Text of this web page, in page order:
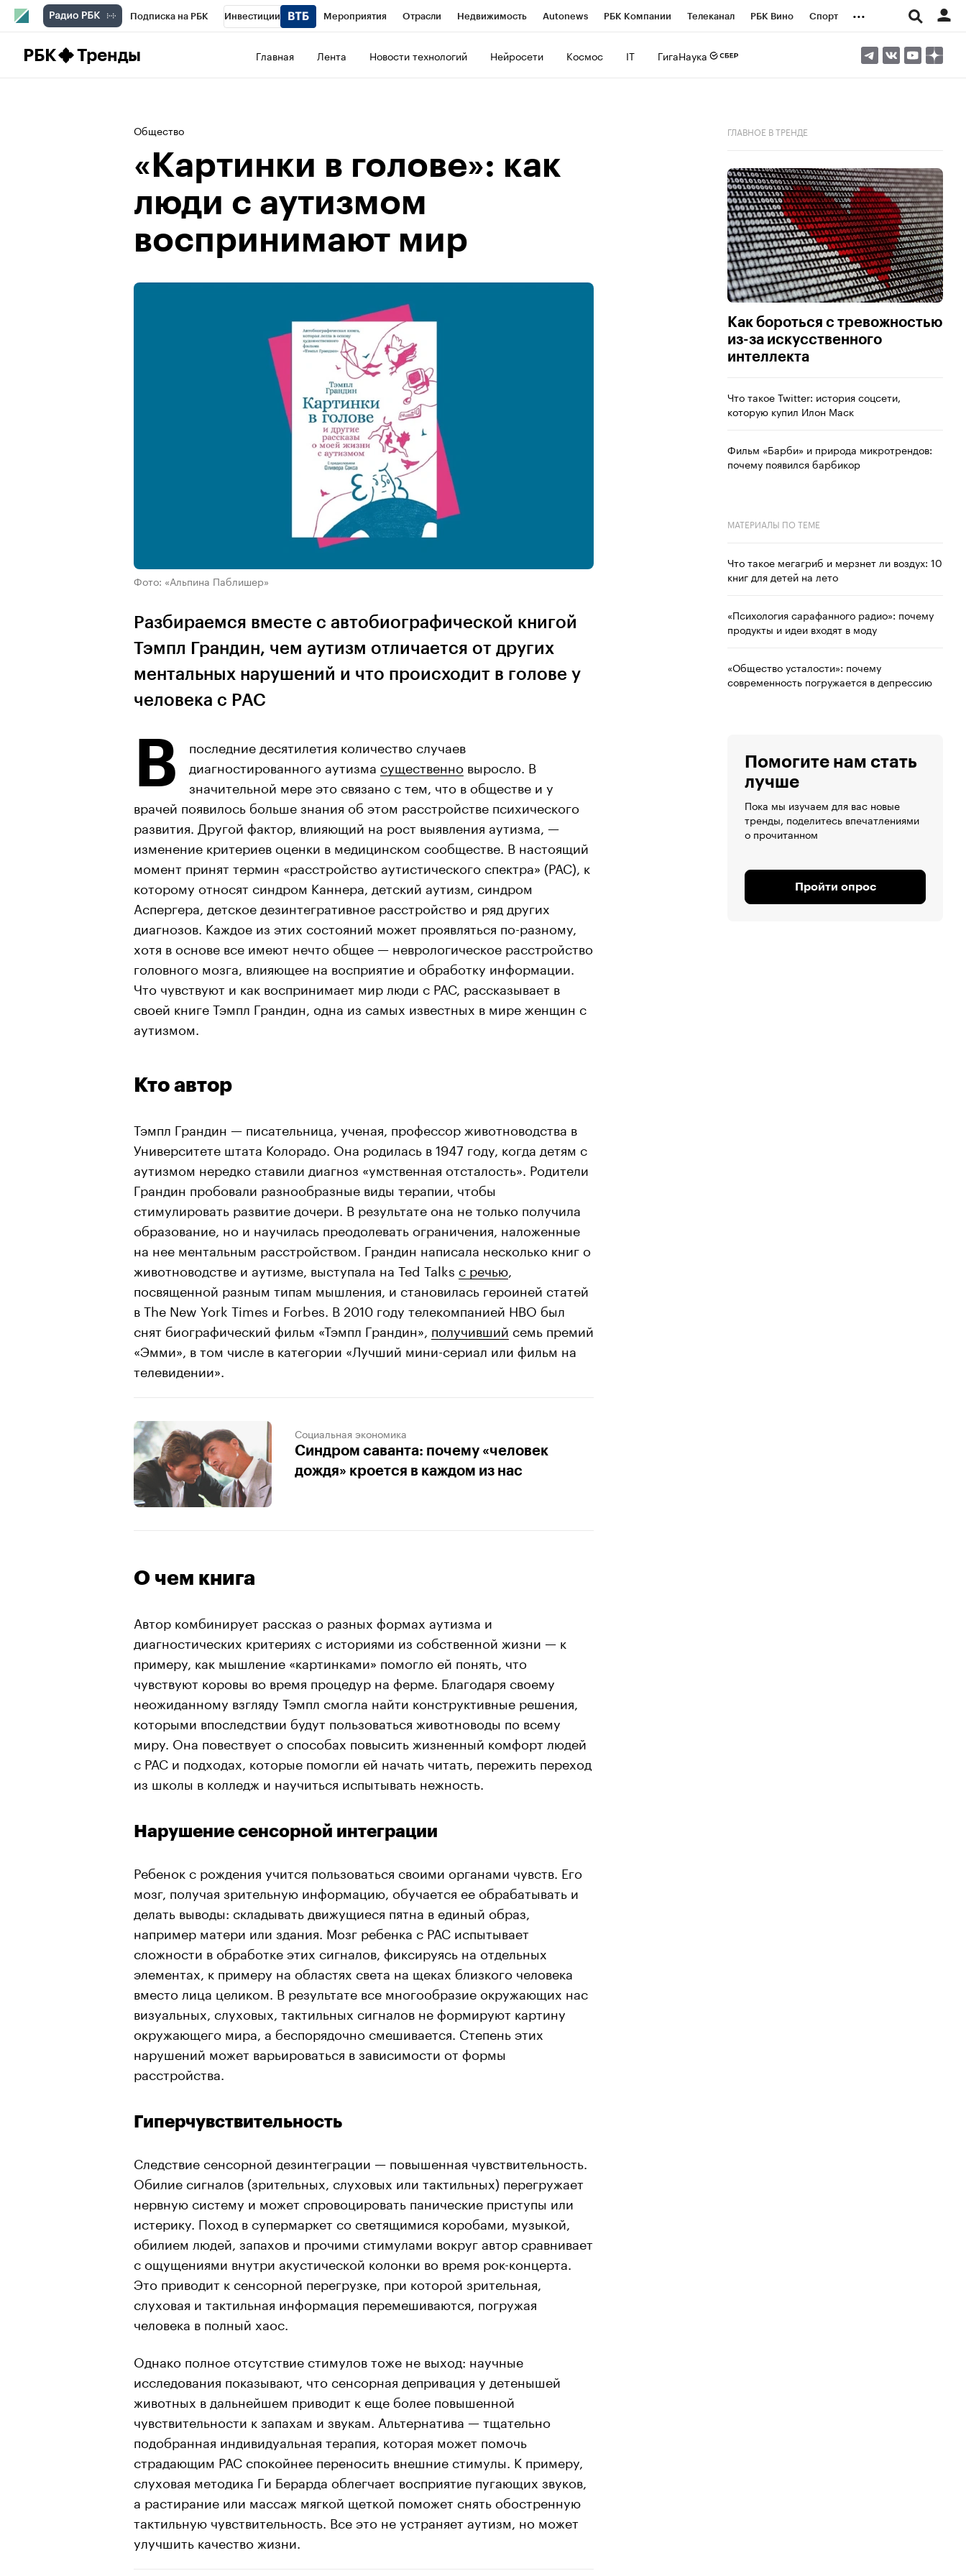
Подписка на РБК Инвестиции Мероприятия Отрасли Недвижимость Autonews РБК Компании Телеканал РБК Вино Спорт ...
РБК Тренды Главная Лента Новости технологий Нейросети Космос IT ГигаНаука
Общество
«Картинки в голове»: как
люди с аутизмом
воспринимают мир
Фото: «Альпина Паблишер»
Разбираемся вместе с автобиографической книгой
Тэмпл Грандин, чем аутизм отличается от других
ментальных нарушений и что происходит в голове у
человека с РАС
В
последние десятилетия количество случаев
диагностированного аутизма существенно выросло. В
значительной мере это связано с тем, что в обществе и у
врачей появилось больше знания об этом расстройстве психического
развития. Другой фактор, влияющий на рост выявления аутизма, —
изменение критериев оценки в медицинском сообществе. В настоящий
момент принят термин «расстройство аутистического спектра» (РАС), к
которому относят синдром Каннера, детский аутизм, синдром
Аспергера, детское дезинтегративное расстройство и ряд других
диагнозов. Каждое из этих состояний может проявляться по-разному,
хотя в основе все имеют нечто общее — неврологическое расстройство
головного мозга, влияющее на восприятие и обработку информации.
Что чувствуют и как воспринимает мир люди с РАС, рассказывает в
своей книге Тэмпл Грандин, одна из самых известных в мире женщин с
аутизмом.
Кто автор
Тэмпл Грандин — писательница, ученая, профессор животноводства в
Университете штата Колорадо. Она родилась в 1947 году, когда детям с
аутизмом нередко ставили диагноз «умственная отсталость». Родители
Грандин пробовали разнообразные виды терапии, чтобы
стимулировать развитие дочери. В результате она не только получила
образование, но и научилась преодолевать ограничения, наложенные
на нее ментальным расстройством. Грандин написала несколько книг о
животноводстве и аутизме, выступала на Ted Talks с речью
посвященной разным типам мышления, и становилась героиней статей
в The New York Times и Forbes. В 2010 году телекомпанией HBO был
снят биографический фильм «Тэмпл Грандин», получивший семь премий
«Эмми», в том числе в категории «Лучший мини-сериал или фильм на
телевидении».
Социальная экономика
Синдром саванта: почему «человек
дождя» кроется в каждом из нас
О чем книга
Автор комбинирует рассказ о разных формах аутизма и
диагностических критериях с историями из собственной жизни — к
примеру, как мышление «картинками» помогло ей понять, что
чувствуют коровы во время процедур на ферме. Благодаря своему
неожиданному взгляду Тэмпл смогла найти конструктивные решения,
которыми впоследствии будут пользоваться животноводы по всему
миру. Она повествует о способах повысить жизненный комфорт людей
с РАС и подходах, которые помогли ей начать читать, пережить переход
из школы в колледж и научиться испытывать нежность.
Нарушение сенсорной интеграции
Ребенок с рождения учится пользоваться своими органами чувств. Его
мозг, получая зрительную информацию, обучается ее обрабатывать и
делать выводы: складывать движущиеся пятна в единый образ,
например матери или здания. Мозг ребенка с РАС испытывает
сложности в обработке этих сигналов, фиксируясь на отдельных
элементах, к примеру на областях света на щеках близкого человека
вместо лица целиком. В результате все многообразие окружающих нас
визуальных, слуховых, тактильных сигналов не формируют картину
окружающего мира, а беспорядочно смешивается. Степень этих
нарушений может варьироваться в зависимости от формы
расстройства.
Гиперчувствительность
Следствие сенсорной дезинтеграции — повышенная чувствительность.
Обилие сигналов (зрительных, слуховых или тактильных) перегружает
нервную систему и может спровоцировать панические приступы или
истерику. Поход в супермаркет со светящимися коробами, музыкой,
обилием людей, запахов и прочими стимулами вокруг автор сравнивает
с ощущениями внутри акустической колонки во время рок-концерта.
Это приводит к сенсорной перегрузке, при которой зрительная,
слуховая и тактильная информация перемешиваются, погружая
человека в полный хаос.
Однако полное отсутствие стимулов тоже не выход: научные
исследования показывают, что сенсорная депривация у детенышей
животных в дальнейшем приводит к еще более повышенной
чувствительности к запахам и звукам. Альтернатива — тщательно
подобранная индивидуальная терапия, которая может помочь
страдающим РАС спокойнее переносить внешние стимулы. К примеру,
слуховая методика Ги Берарда облегчает восприятие пугающих звуков,
а растирание или массаж мягкой щеткой поможет снять обостренную
тактильную чувствительность. Все это не устраняет аутизм, но может
улучшить качество жизни.
ГЛАВНОЕ В ТРЕНДЕ
Как бороться с тревожностью
из-за искусственного
интеллекта
Что такое Twitter: история соцсети,
которую купил Илон Маск
Фильм «Барби» и природа микротрендов:
почему появился барбикор
МАТЕРИАЛЫ ПО ТЕМЕ
Что такое мегагриб и мерзнет ли воздух: 10
книг для детей на лето
«Психология сарафанного радио»: почему
продукты и идеи входят в моду
«Общество усталости»: почему
современность погружается в депрессию
Помогите нам стать
лучше
Пока мы изучаем для вас новые
тренды, поделитесь впечатлениями
о прочитанном
Пройти опрос